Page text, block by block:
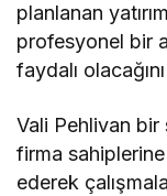
planlanan
profesyonel bir
faydalı
Vali Pehlivan bir
firma
ederek